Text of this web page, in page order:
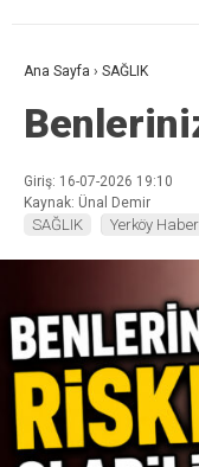
Ana Sayfa › SAĞLIK
Giriş: 16-07-2026 19:10
Kaynak: Ünal Demir
SAĞLIK Yerköy